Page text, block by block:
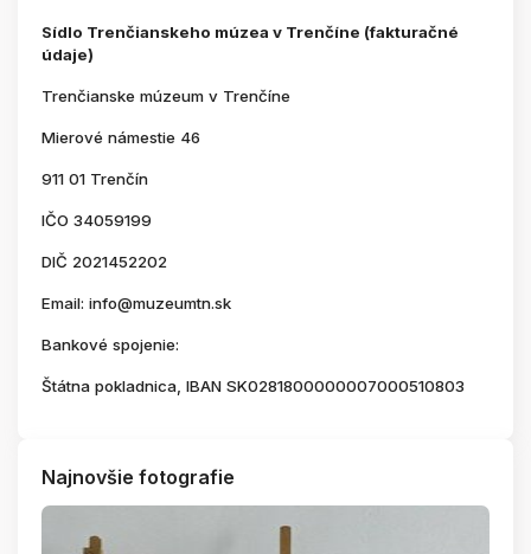
Sídlo Trenčianskeho múzea v Trenčíne (fakturačné
údaje)
Trenčianske múzeum v Trenčíne
Mierové námestie 46
911 01 Trenčín
IČO 34059199
DIČ 2021452202
Email: info@muzeumtn.sk
Bankové spojenie:
Štátna pokladnica, IBAN SK0281800000007000510803
Najnovšie fotografie